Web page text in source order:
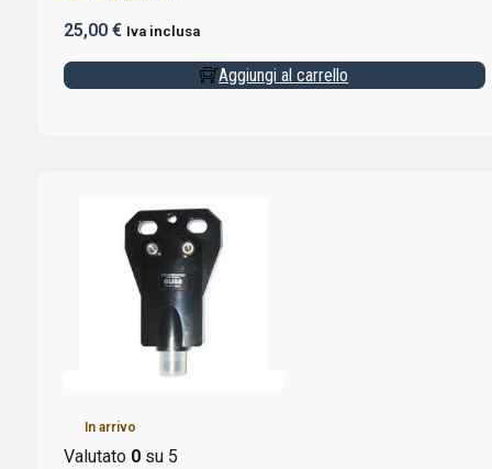
25,00 € Iva inclusa
Aggiungi al carrello
In arrivo
Valutato 0su 5